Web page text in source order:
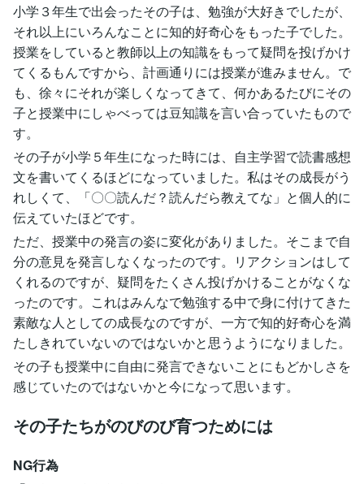
小学３年生で出会ったその子は、勉強が大好きでしたが、
それ以上にいろんなことに知的好奇心をもった子でした。
授業をしていると教師以上の知識をもって疑問を投げかけ
てくるもんですから、計画通りには授業が進みません。で
も、徐々にそれが楽しくなってきて、何かあるたびにその
子と授業中にしゃべっては豆知識を言い合っていたもので
す。
その子が小学５年生になった時には、自主学習で読書感想
文を書いてくるほどになっていました。私はその成長がう
れしくて、「〇〇読んだ？読んだら教えてな」と個人的に
伝えていたほどです。
ただ、授業中の発言の姿に変化がありました。そこまで自
分の意見を発言しなくなったのです。リアクションはして
くれるのですが、疑問をたくさん投げかけることがなくな
ったのです。これはみんなで勉強する中で身に付けてきた
素敵な人としての成長なのですが、一方で知的好奇心を満
たしきれていないのではないかと思うようになりました。
その子も授業中に自由に発言できないことにもどかしさを
感じていたのではないかと今になって思います。
その子たちがのびのび育つためには
NG行為